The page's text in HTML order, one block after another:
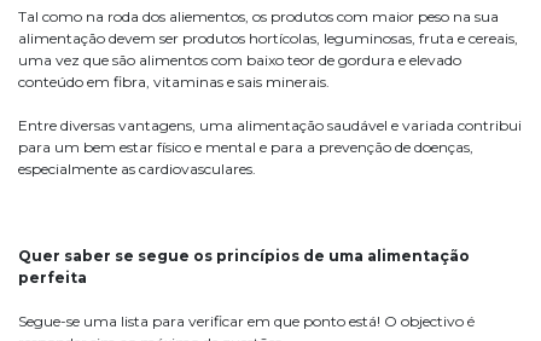
Tal como na roda dos aliementos, os produtos com maior peso na sua
alimentação devem ser produtos hortícolas, leguminosas, fruta e cereais,
uma vez que são alimentos com baixo teor de gordura e elevado
conteúdo em fibra, vitaminas e sais minerais.
Entre diversas vantagens, uma alimentação saudável e variada contribui
para um bem estar físico e mental e para a prevenção de doenças,
especialmente as cardiovasculares.
Quer saber se segue os princípios de uma alimentação
perfeita
Segue-se uma lista para verificar em que ponto está! O objectivo é